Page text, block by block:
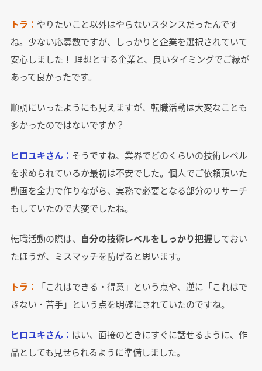
トラ： やりたいこと以外はやらないスタンスだったんです
ね。少ない応募数ですが、しっかりと企業を選択されていて
安心しました！ 理想とする企業と、良いタイミングでご縁が
あって良かったです。
順調にいったようにも見えますが、転職活動は大変なことも
多かったのではないですか？
ヒロユキさん： そうですね、業界でどのくらいの技術レベル
を求められているか最初は不安でした。個人でご依頼頂いた
動画を全力で作りながら、実務で必要となる部分のリサーチ
もしていたので大変でしたね。
転職活動の際は、 自分の技術レベルをしっかり把握しておい
たほうが、ミスマッチを防げると思います。
トラ：
「これはできる・得意」という点や、逆に「これはで
きない・苦手」という点を明確にされていたのですね。
ヒロユキさん： はい、面接のときにすぐに話せるように、作
品としても見せられるように準備しました。